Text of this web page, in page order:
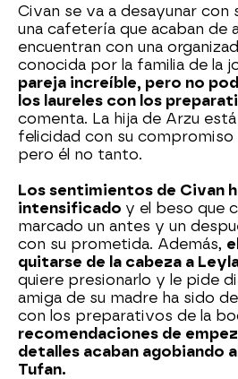
Civan se va a desayunar con
una cafetería que acaban de
encuentran con una
conocida por la familia de la
pareja increíble, pero no
los laureles con los
comenta. La hija de Arzu
felicidad con su compromiso
pero él no tanto.
Los sentimientos de Civan
intensificado y el beso que
marcado un antes y un
con su prometida. Además,
quitarse de la cabeza a
quiere presionarlo y le pide
amiga de su madre ha sido
con los preparativos de la
recomendaciones de
detalles acaban agobiando
Tufan.